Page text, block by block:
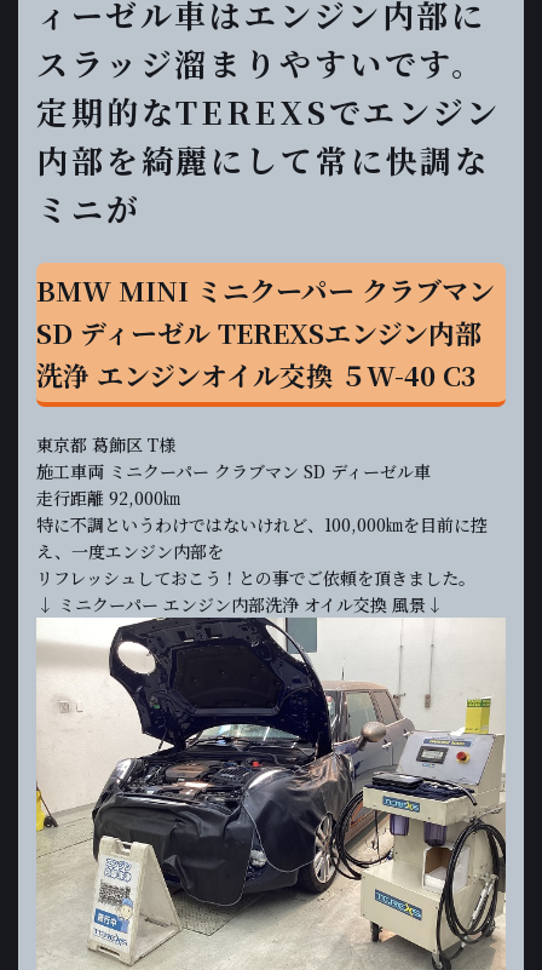
ィーゼル車はエンジン内部に
スラッジ溜まりやすいです。
定期的なTEREXSでエンジン
内部を綺麗にして常に快調な
ミニが
BMW MINI ミニクーパー クラブマン
SD ディーゼル TEREXSエンジン内部
洗浄 エンジンオイル交換 ５W-40 C3
東京都 葛飾区 T様
施工車両 ミニクーパー クラブマン SD ディーゼル車
走行距離 92,000㎞
特に不調というわけではないけれど、100,000㎞を目前に控
え、一度エンジン内部を
リフレッシュしておこう！との事でご依頼を頂きました。
↓ ミニクーパー エンジン内部洗浄 オイル交換 風景↓